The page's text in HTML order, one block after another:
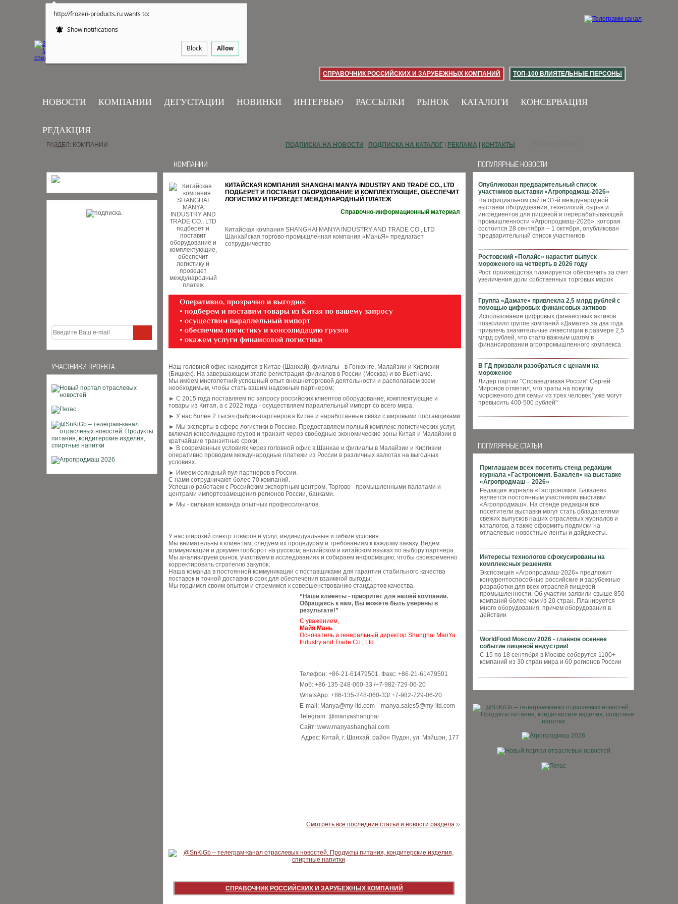
http://frozen-products.ru wants to:
Show notifications
Block Allow
СПРАВОЧНИК РОССИЙСКИХ И ЗАРУБЕЖНЫХ КОМПАНИЙ ТОП-100 ВЛИЯТЕЛЬНЫЕ ПЕРСОНЫ
НОВОСТИ КОМПАНИИ ДЕГУСТАЦИИ НОВИНКИ ИНТЕРВЬЮ РАССЫЛКИ РЫНОК КАТАЛОГИ КОНСЕРВАЦИЯ
РЕДАКЦИЯ
УЧАСТНИКИ ПРОЕКТА
ПОПУЛЯРНЫЕ НОВОСТИ
Опубликован предварительный список
участников выставки «Агропродмаш-2026»
На официальном сайте 31-й международной
выставки оборудования, технологий, сырья и
ингредиентов для пищевой и перерабатывающей
промышленности «Агропродмаш-2026», которая
состоится 28 сентября – 1 октября, опубликован
предварительный список участников
Ростовский «Полайс» нарастит выпуск
мороженого на четверть в 2026 году
Рост производства планируется обеспечить за счет
увеличения доли собственных торговых марок
Группа «Дамате» привлекла 2,5 млрд рублей с
помощью цифровых финансовых активов
Использование цифровых финансовых активов
позволило группе компаний «Дамате» за два года
привлечь значительные инвестиции в размере 2,5
млрд рублей, что стало важным шагом в
финансировании агропромышленного комплекса
В ГД призвали разобраться с ценами на
мороженое
Лидер партии "Справедливая Россия" Сергей
Миронов отметил, что траты на покупку
мороженого для семьи из трех человек "уже могут
превысить 400-500 рублей"
ПОПУЛЯРНЫЕ СТАТЬИ
Приглашаем всех посетить стенд редакции
журнала «Гастрономия. Бакалея» на выставке
«Агропродмаш – 2026»
Редакция журнала «Гастрономия. Бакалея»
является постоянным участником выставки
«Агропродмаш». На стенде редакции все
посетители выставки могут стать обладателями
свежих выпусков наших отраслевых журналов и
каталогов, а также оформить подписки на
отласлевые новостные ленты и дайджесты.
Интересы технологов сфокусированы на
комплексных решениях
Экспозиция «Агропродмаш-2026» предложит
конкурентоспособные российские и зарубежные
разработки для всех отраслей пищевой
промышленности. Об участии заявили свыше 850
компаний более чем из 20 стран. Планируется
много оборудования, причем оборудования в
действии
WorldFood Moscow 2026 - главное осеннее
событие пищевой индустрии!
С 15 по 18 сентября в Москве соберутся 1100+
компаний из 30 стран мира и 60 регионов России
РАЗДЕЛ: КОМПАНИИ ПОДПИСКА НА НОВОСТИ ПОДПИСКА НА КАТАЛОГ РЕКЛАМА КОНТАКТЫ
КОМПАНИИ
КИТАЙСКАЯ КОМПАНИЯ SHANGHAI MANYA INDUSTRY AND TRADE CO., LTD
ПОДБЕРЕТ И ПОСТАВИТ ОБОРУДОВАНИЕ И КОМПЛЕКТУЮЩИЕ, ОБЕСПЕЧИТ
ЛОГИСТИКУ И ПРОВЕДЕТ МЕЖДУНАРОДНЫЙ ПЛАТЕЖ
Справочно-информационный материал
Китайская компания SHANGHAI MANYA INDUSTRY AND TRADE CO., LTD
Шанхайская торгово-промышленная компания «МаньЯ» предлагает
сотрудничество
Наш головной офис находится в Китае (Шанхай), филиалы - в Гонконге, Малайзии и Киргизии
(Бишкек). На завершающем этапе регистрация филиалов в России (Москва) и во Вьетнаме.
Мы имеем многолетний успешный опыт внешнеторговой деятельности и располагаем всем
необходимым, чтобы стать вашим надежным партнером:
► С 2015 года поставляем по запросу российских клиентов оборудование, комплектующие и
товары из Китая, а с 2022 года - осуществляем параллельный импорт со всего мира.
► У нас более 2 тысяч фабрик-партнеров в Китае и наработанные связи с мировыми поставщиками
► Мы эксперты в сфере логистики в Россию. Предоставляем полный комплекс логистических услуг,
включая консолидацию грузов и транзит через свободные экономические зоны Китая и Малайзии в
кратчайшие транзитные сроки.
► В современных условиях через головной офис в Шанхае и филиалы в Малайзии и Киргизии
оперативно проводим международные платежи из России в различных валютах на выгодных
условиях.
► Имеем солидный пул партнеров в России.
С нами сотрудничают более 70 компаний.
Успешно работаем с Российским экспортным центром, Торгово - промышленными палатами и
центрами импортозамещения регионов России, банками.
► Мы - сильная команда опытных профессионалов.
У нас широкий спектр товаров и услуг, индивидуальные и гибкие условия.
Мы внимательны к клиентам, следуем их процедурам и требованиям к каждому заказу. Ведем
коммуникации и документооборот на русском, английском и китайском языках по выбору партнера.
Мы анализируем рынок, участвуем в исследованиях и собираем информацию, чтобы своевременно
корректировать стратегию закупок;
Наша команда в постоянной коммуникации с поставщиками для гарантии стабильного качества
поставок и точной доставки в срок для обеспечения взаимной выгоды;
Мы гордимся своим опытом и стремимся к совершенствованию стандартов качества.
“Наши клиенты - приоритет для нашей компании.
Обращаясь к нам, Вы можете быть уверены в
результате!”
С уважением,
Майя Мань
Основатель и генеральный директор Shanghai ManYa
Industry and Trade Co., Ltd
Телефон: +86-21-61479501. Факс: +86-21-61479501
Моб: +86-135-248-060-33 /+7-982-729-06-20
WhatsApp: +86-135-248-060-33/ +7-982-729-06-20
E-mail: Manya@my-ltd.com manya.sales5@my-ltd.com
Telegram: @manyashanghai
Сайт: www.manyashanghai.com
Адрес: Китай, г. Шанхай, район Пудон, ул. Мэйшэн, 177
Смотреть все последние статьи и новости раздела ››
СПРАВОЧНИК РОССИЙСКИХ И ЗАРУБЕЖНЫХ КОМПАНИЙ